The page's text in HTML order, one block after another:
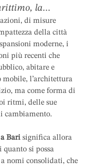
la
l’ordine del
i margini
più recenti che
pubblico,
equilibrio
come semplice
di misure
della città
moderne, i
più recenti che
abitare e
l’architettura
ma come forma di
ritmi, delle sue
cambiamento.
Bari significa allora
quanto si possa
nomi consolidati, che